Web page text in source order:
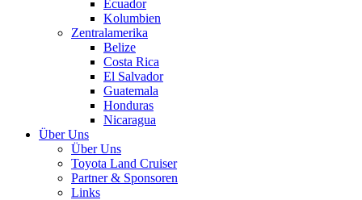
Ecuador
Kolumbien
Zentralamerika
Belize
Costa Rica
El Salvador
Guatemala
Honduras
Nicaragua
Über Uns
Über Uns
Toyota Land Cruiser
Partner & Sponsoren
Links